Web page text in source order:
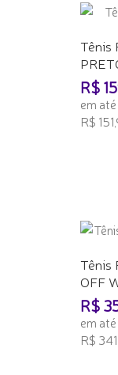
Tênis
R$
em
R$
Tênis
OFF
R$
em
R$